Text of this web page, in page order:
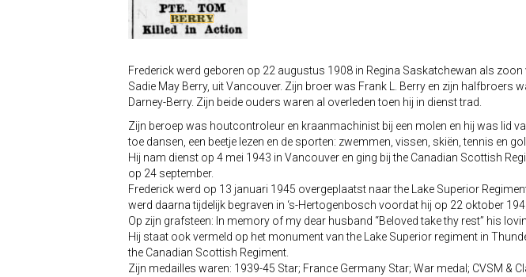
Frederick werd geboren op 22 augustus 1908 in Regina Saskatchewan als
Sadie May Berry, uit Vancouver. Zijn broer was Frank L. Berry en zijn halfbroers
Darney-Berry. Zijn beide ouders waren al overleden toen hij in dienst trad.
Zijn beroep was houtcontroleur en kraanmachinist bij een molen en hij was lid
toe dansen, een beetje lezen en de sporten: zwemmen, vissen, skiën, tennis en
Hij nam dienst op 4 mei 1943 in Vancouver en ging bij the Canadian Scottish
op 24 september.
Frederick werd op 13 januari 1945 overgeplaatst naar the Lake Superior
werd daarna tijdelijk begraven in ‘s-Hertogenbosch voordat hij op 22 oktober
Op zijn grafsteen: In memory of my dear husband “Beloved take thy rest” his
Hij staat ook vermeld op het monument van the Lake Superior regiment in
the Canadian Scottish Regiment.
Zijn medailles waren: 1939-45 Star; France Germany Star; War medal; CVSM &